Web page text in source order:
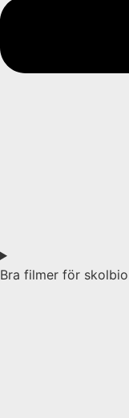
Bra filmer för skolbio